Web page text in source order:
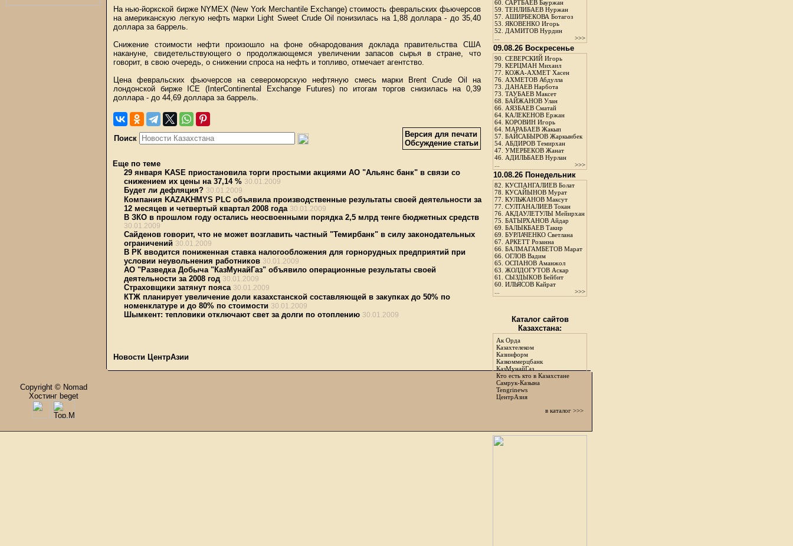
На нью-йоркской бирже NYMEХ (New York Merchantile Exchange) стоимость февральских фьючерсов
на американскую легкую нефть марки Light Sweet Crude Oil понизилась на 1,88 доллара - до 35,40
доллара за баррель.
Снижение стоимости нефти произошло на фоне обнародования доклада правительства США
накануне, свидетельствующего о продолжающемся увеличении запасов сырья в стране, что
говорит, в свою очередь, о снижении спроса на нефть и топливо, отмечает агентство.
Цена февральских фьючерсов на североморскую нефтяную смесь марки Brent Crude Oil на
лондонской бирже IСE (InterContinental Exchange Futures) по итогам торгов снизилась на 0,39
доллара - до 44,69 доллара за баррель.
Поиск
Версия для печати
Обсуждение статьи
Еще по теме
29 января KASE приостановила торги простыми акциями АО "Альянс банк" в связи со
снижением их цены на 37,14 % 30.01.2009
Будет ли дефляция? 30.01.2009
Компания KAZAKHMYS PLC объявила производственные результаты своей деятельности за
12 месяцев и четвертый квартал 2008 года 30.01.2009
В ЗКО в прошлом году остались неосвоенными порядка 2,5 млрд тенге бюджетных средств
30.01.2009
Сайденов говорит, что не может возглавить частный "Темирбанк" в силу законодательных
ограничений 30.01.2009
В РК вводится пониженная ставка налогообложения для горнорудных предприятий при
условии неувольнения работников 30.01.2009
АО "Разведка Добыча "КазМунайГаз" объявило операционные результаты своей
деятельности за 2008 год 30.01.2009
Страховщики затянут пояса 30.01.2009
КТЖ планирует увеличение доли казахстанской составляющей в закупках до 50% по
номенклатуре и до 80% по стоимости 30.01.2009
Шымкент: тепловики отключают свет за долги по отоплению 30.01.2009
Новости ЦентрАзии
60. САРТБАЕВ Бауржан
59. ТЕНЛИБАЕВ Нуржан
57. АШИРБЕКОВА Ботагоз
53. ЯКОВЕНКО Игорь
52. ДАМИТОВ Нурдин
>>>
09.08.26 Воскресенье
90. СЕВЕРСКИЙ Игорь
79. КЕРЦМАН Михаил
77. КОЖА-АХМЕТ Хасен
76. АХМЕТОВ Абдулла
73. ДАНАЕВ Нарбота
73. ТАУБАЕВ Максет
68. БАЙЖАНОВ Улан
66. АЯЗБАЕВ Сматай
64. КАЛЕКЕНОВ Ержан
64. КОРОВИН Игорь
64. МАРАБАЕВ Жакып
57. БАЙСАБЫРОВ Жаркынбек
54. АБДИРОВ Темирхан
47. УМЕРБЕКОВ Жанат
46. АДИЛЬБАЕВ Нурлан
>>>
10.08.26 Понедельник
82. КУСПАНГАЛИЕВ Болат
78. КУСАЙЫНОВ Мурат
77. КУЛЬЖАНОВ Максут
77. СУЛТАНАЛИЕВ Токан
76. АКДАУЛЕТУЛЫ Мейирхан
75. БАТЫРХАНОВ Айдар
69. БАЛЫКБАЕВ Такир
69. БУРЛАЧЕНКО Светлана
67. АРКЕТТ Розанна
66. БАЛМАГАМБЕТОВ Марат
66. ОГЛОВ Вадим
65. ОСПАНОВ Аманжол
63. ЖОЛДОГУТОВ Аскар
61. СЫЗДЫКОВ Бейбит
60. ИЛЬЯСОВ Кайрат
>>>
Каталог сайтов
Казахстана:
Ак Орда
Казахтелеком
Казинформ
Казкоммерцбанк
КазМунайГаз
Кто есть кто в Казахстане
Самрук-Казына
Tengrinews
ЦентрАзия
в каталог >>>
Copyright © Nomad
Хостинг beget